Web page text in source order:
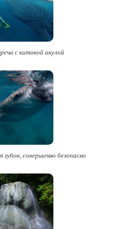
с китовой акулой
зубов, совершенно безопасно